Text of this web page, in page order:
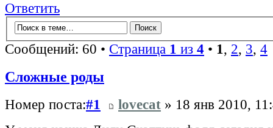
Ответить
Сообщений: 60 • Страница 1 из 4 • 1, 2, 3, 4
Сложные роды
Номер поста:#1 lovecat » 18 янв 2010,